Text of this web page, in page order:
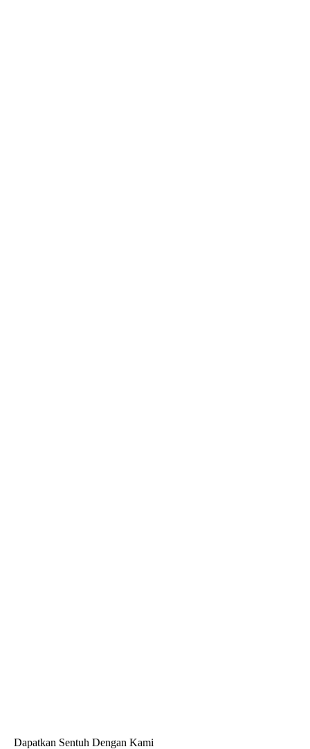
Dapatkan Sentuh Dengan Kami